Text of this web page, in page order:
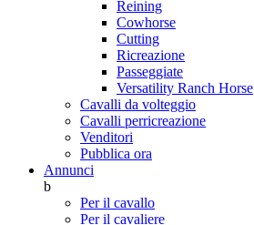
Reining
Cowhorse
Cutting
Ricreazione
Passeggiate
Versatility Ranch Horse
Cavalli da volteggio
Cavalli perricreazione
Venditori
Pubblica ora
Annunci
b
Per il cavallo
Per il cavaliere